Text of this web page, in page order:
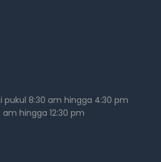
8:30 am hingga 4:30 pm
hingga 12:30 pm